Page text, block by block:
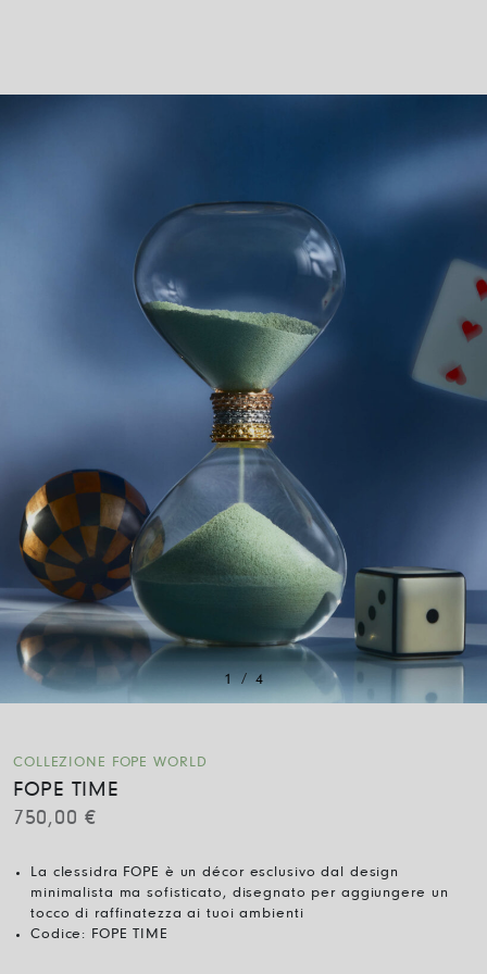
1 / 4
COLLEZIONE FOPE WORLD
FOPE TIME
750,00 €
La clessidra FOPE è un décor esclusivo dal design
minimalista ma sofisticato, disegnato per aggiungere un
tocco di raffinatezza ai tuoi ambienti
Codice: FOPE TIME